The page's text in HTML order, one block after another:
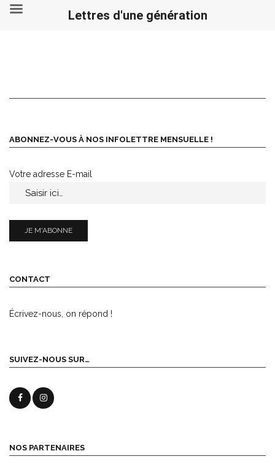
ABONNEZ-VOUS À NOS INFOLETTRE MENSUELLE !
Votre adresse E-mail
CONTACT
Écrivez-nous, on répond !
SUIVEZ-NOUS SUR…
NOS PARTENAIRES
Lettres d'une génération